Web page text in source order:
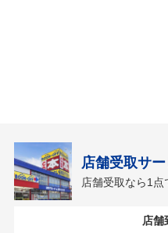
店舗受取サ
店舗受取なら1点
店舗